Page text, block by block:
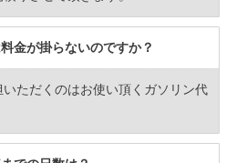
金が掛らないのですか？
ただくのはお使い頂くガソリン代